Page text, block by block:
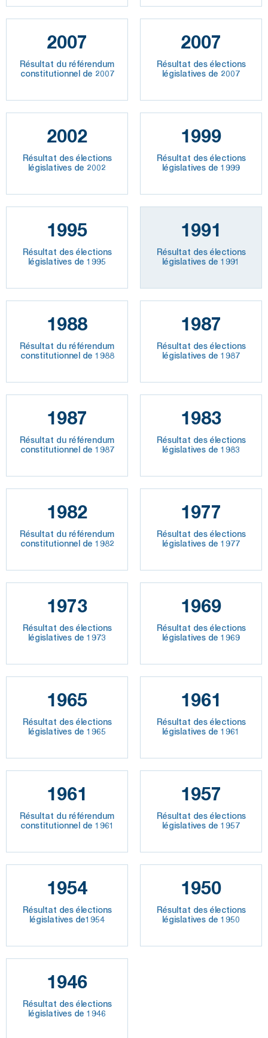
2007
Résultat du référendum
constitutionnel de 2007
2007
Résultat des élections
législatives de 2007
2002
Résultat des élections
législatives de 2002
1999
Résultat des élections
législatives de 1999
1995
Résultat des élections
législatives de 1995
1991
Résultat des élections
législatives de 1991
1988
Résultat du référendum
constitutionnel de 1988
1987
Résultat des élections
législatives de 1987
1987
Résultat du référendum
constitutionnel de 1987
1983
Résultat des élections
législatives de 1983
1982
Résultat du référendum
constitutionnel de 1982
1977
Résultat des élections
législatives de 1977
1973
Résultat des élections
législatives de 1973
1969
Résultat des élections
législatives de 1969
1965
Résultat des élections
législatives de 1965
1961
Résultat des élections
législatives de 1961
1961
Résultat du référendum
constitutionnel de 1961
1957
Résultat des élections
législatives de 1957
1954
Résultat des élections
législatives de1954
1950
Résultat des élections
législatives de 1950
1946
Résultat des élections
législatives de 1946